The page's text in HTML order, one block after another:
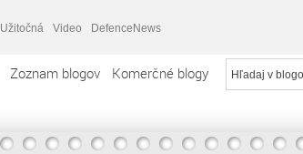
Užitočná Video DefenceNews
Zoznam blogov Komerčné blogy